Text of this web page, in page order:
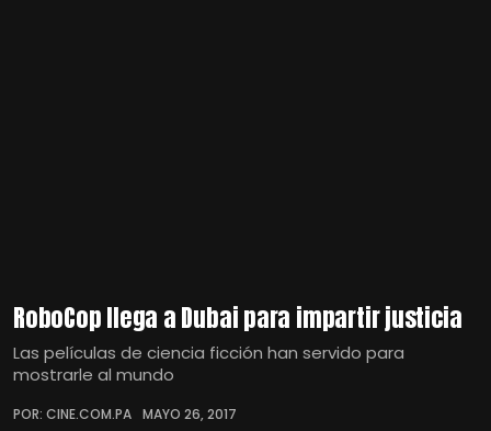
RoboCop llega a Dubai para impartir justicia
Las películas de ciencia ficción han servido para
mostrarle al mundo
POR: CINE.COM.PA MAYO 26, 2017